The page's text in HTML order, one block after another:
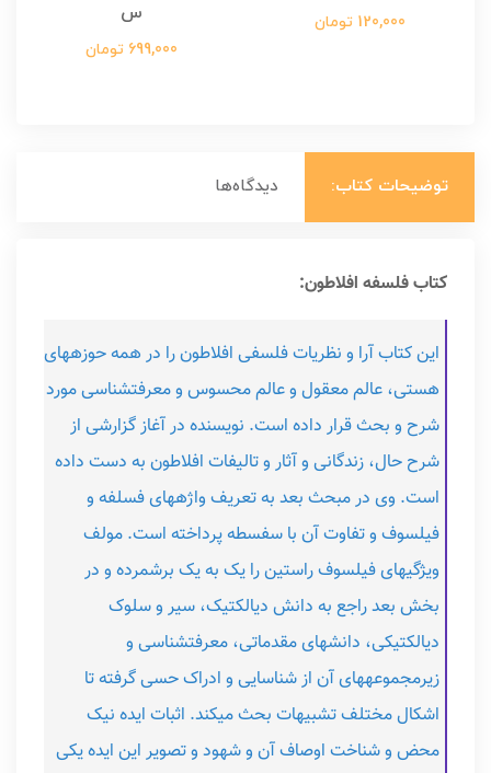
120,000 تومان
س
699,000 تومان
توضیحات کتاب: دیدگاه‌ها
کتاب فلسفه افلاطون:
این کتاب آرا و نظریات فلسفی افلاطون را در همه حوزه‎های
هستی، عالم معقول و عالم محسوس و معرفت‎شناسی مورد
شرح و بحث قرار داده است. نویسنده در آغاز گزارشی از
شرح حال، زندگانی و آثار و تالیفات افلاطون به دست داده
است. وی در مبحث بعد به تعریف واژه‎های فسلفه و
فیلسوف و تفاوت آن با سفسطه پرداخته است. مولف
ویژگی‎های فیلسوف راستین را یک به یک برشمرده و در
بخش بعد راجع به دانش دیالکتیک، سیر و سلوک
دیالکتیکی، دانش‎های مقدماتی، معرفت‎شناسی و
زیرمجموعه‎های آن از شناسایی و ادراک حسی گرفته تا
اشکال مختلف تشبیهات بحث می‎کند. اثبات ایده نیک
محض و شناخت اوصاف آن و شهود و تصویر این ایده یکی